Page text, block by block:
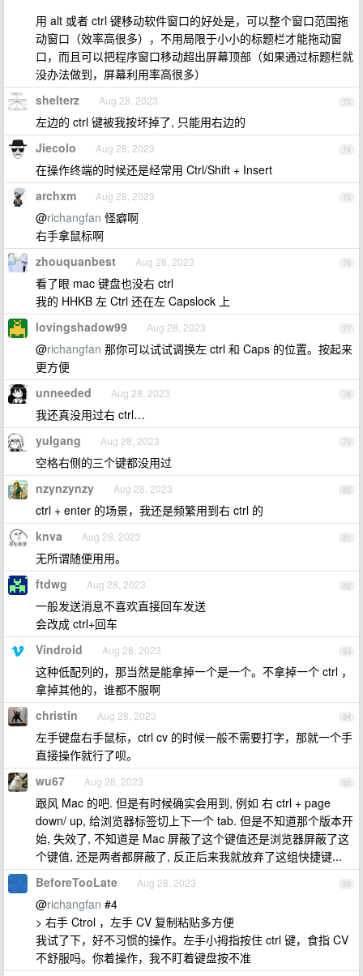
用 alt 或者 ctrl 键移动软件窗口的好处是，可以整个窗口范围拖
动窗口（效率高很多），不用局限于小小的标题栏才能拖动窗
口，而且可以把程序窗口移动超出屏幕顶部（如果通过标题栏就
没办法做到，屏幕利用率高很多）
73
shelterz Aug 28, 2023
左边的 ctrl 键被我按坏掉了, 只能用右边的
74
Jiecolo Aug 28, 2023
在操作终端的时候还是经常用 Ctrl/Shift + Insert
75
archxm Aug 28, 2023
@richangfan 怪癖啊
右手拿鼠标啊
76
zhouquanbest Aug 28, 2023
看了眼 mac 键盘也没右 ctrl
我的 HHKB 左 Ctrl 还在左 Capslock 上
77
lovingshadow99 Aug 28, 2023
@richangfan 那你可以试试调换左 ctrl 和 Caps 的位置。按起来
更方便
78
unneeded Aug 28, 2023
我还真没用过右 ctrl…
79
yulgang Aug 28, 2023
空格右侧的三个键都没用过
80
nzynzynzy Aug 28, 2023
ctrl + enter 的场景，我还是频繁用到右 ctrl 的
81
knva Aug 28, 2023
无所谓随便用用。
82
ftdwg Aug 28, 2023
一般发送消息不喜欢直接回车发送
会改成 ctrl+回车
83
Vindroid Aug 28, 2023
这种低配列的，那当然是能拿掉一个是一个。不拿掉一个 ctrl ，
拿掉其他的，谁都不服啊
84
christin Aug 28, 2023
左手键盘右手鼠标，ctrl cv 的时候一般不需要打字，那就一个手
直接操作就行了呗。
85
wu67 Aug 28, 2023
跟风 Mac 的吧. 但是有时候确实会用到, 例如 右 ctrl + page
down/ up, 给浏览器标签切上下一个 tab. 但是不知道那个版本开
始, 失效了, 不知道是 Mac 屏蔽了这个键值还是浏览器屏蔽了这
个键值, 还是两者都屏蔽了, 反正后来我就放弃了这组快捷键...
86
BeforeTooLate Aug 28, 2023
@richangfan #4
> 右手 Ctrol ，左手 CV 复制粘贴多方便
我试了下，好不习惯的操作。左手小拇指按住 ctrl 键，食指 CV
不舒服吗。你着操作，我不盯着键盘按不准